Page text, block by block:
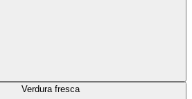
Verdura fresca